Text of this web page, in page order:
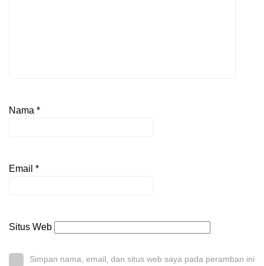
Nama *
Email *
Situs Web
Simpan nama, email, dan situs web saya pada peramban ini